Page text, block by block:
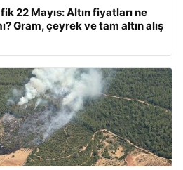
22 Mayıs: Altın fiyatları ne
Gram, çeyrek ve tam altın alış